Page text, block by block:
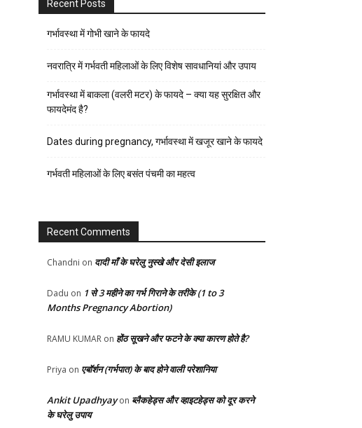
Recent Posts
गर्भावस्था में गोभी खाने के फायदे
नवरात्रि में गर्भवती महिलाओं के लिए विशेष सावधानियां और उपाय
गर्भावस्था में बाकला (वलरी मटर) के फायदे – क्या यह सुरक्षित और
फायदेमंद है?
Dates during pregnancy, गर्भावस्था में खजूर खाने के फायदे
गर्भवती महिलाओं के लिए बसंत पंचमी का महत्व
Recent Comments
Chandni on दादी माँ के घरेलु नुस्खे और देसी इलाज
Dadu on 1 से 3 महीने का गर्भ गिराने के तरीके (1 to 3
Months Pregnancy Abortion)
RAMU KUMAR on होंठ सूखने और फटने के क्या कारण होते है?
Priya on एबॉर्शन (गर्भपात) के बाद होने वाली परेशानिया
Ankit Upadhyayon ब्लैकहेड्स और व्हाइटहेड्स को दूर करने
के घरेलु उपाय